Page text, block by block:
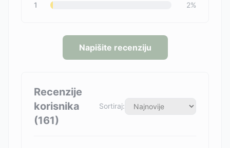
1
2%
Napišite recenziju
Recenzije
korisnika
(161)
Sortiraj: